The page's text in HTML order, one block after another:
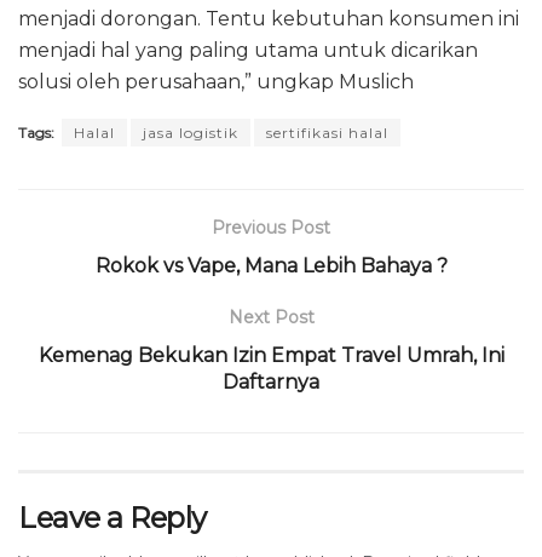
menjadi dorongan. Tentu kebutuhan konsumen ini
menjadi hal yang paling utama untuk dicarikan
solusi oleh perusahaan,” ungkap Muslich
Tags: Halal jasa logistik sertifikasi halal
Previous Post
Rokok vs Vape, Mana Lebih Bahaya ?
Next Post
Kemenag Bekukan Izin Empat Travel Umrah, Ini
Daftarnya
Leave a Reply